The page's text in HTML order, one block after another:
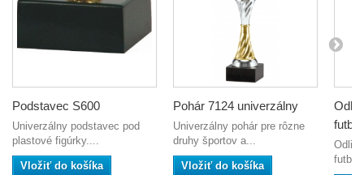
Podstavec S600
Univerzálny podstavec pod
plastové figúrky....
Vložiť do košíka
Pohár 7124 univerzálny
Univerzálny pohár pre rôzne
druhy športov a...
Vložiť do košíka
futbal